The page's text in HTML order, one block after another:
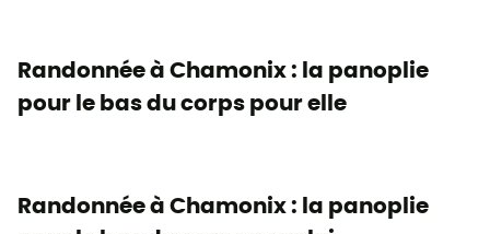
Randonnée à Chamonix : la panoplie
pour le bas du corps pour elle
Randonnée à Chamonix : la panoplie